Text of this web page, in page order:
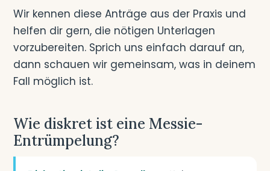
Wir kennen diese Anträge aus der Praxis und
helfen dir gern, die nötigen Unterlagen
vorzubereiten. Sprich uns einfach darauf an,
dann schauen wir gemeinsam, was in deinem
Fall möglich ist.
Wie diskret ist eine Messie-
Entrümpelung?